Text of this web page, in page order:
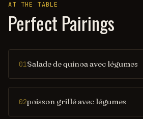
AT THE TABLE
Perfect Pairings
01Salade de quinoa avec légumes
02poisson grillé avec légumes